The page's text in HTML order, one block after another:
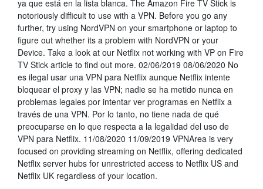
ya que está en la lista blanca. The Amazon Fire TV Stick is
notoriously difficult to use with a VPN. Before you go any
further, try using NordVPN on your smartphone or laptop to
figure out whether its a problem with NordVPN or your
Device. Take a look at our Netflix not working with VP on Fire
TV Stick article to find out more. 02/06/2019 08/06/2020 No
es ilegal usar una VPN para Netflix aunque Netflix intente
bloquear el proxy y las VPN; nadie se ha metido nunca en
problemas legales por intentar ver programas en Netflix a
través de una VPN. Por lo tanto, no tiene nada de qué
preocuparse en lo que respecta a la legalidad del uso de
VPN para Netflix. 11/08/2020 11/09/2019 VPNArea is very
focused on providing streaming on Netflix, offering dedicated
Netflix server hubs for unrestricted access to Netflix US and
Netflix UK regardless of your location.